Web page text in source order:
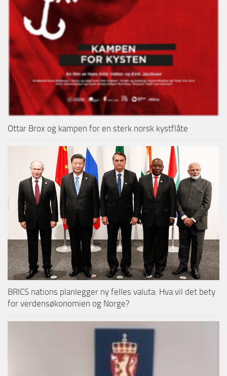
Ottar Brox og kampen for en sterk norsk kystflåte
BRICS nations planlegger ny felles valuta: Hva vil det bety
for verdensøkonomien og Norge?